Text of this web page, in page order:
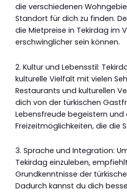
die verschiedenen
Standort für dich zu finden.
die Mietpreise in Tekirdag im
erschwinglicher sein können.
2. Kultur und Lebensstil:
kulturelle Vielfalt mit vielen
Restaurants und kulturellen
dich von der türkischen
Lebensfreude begeistern
Freizeitmöglichkeiten, die die
3. Sprache und Integration:
Tekirdag einzuleben,
Grundkenntnisse der
Dadurch kannst du dich